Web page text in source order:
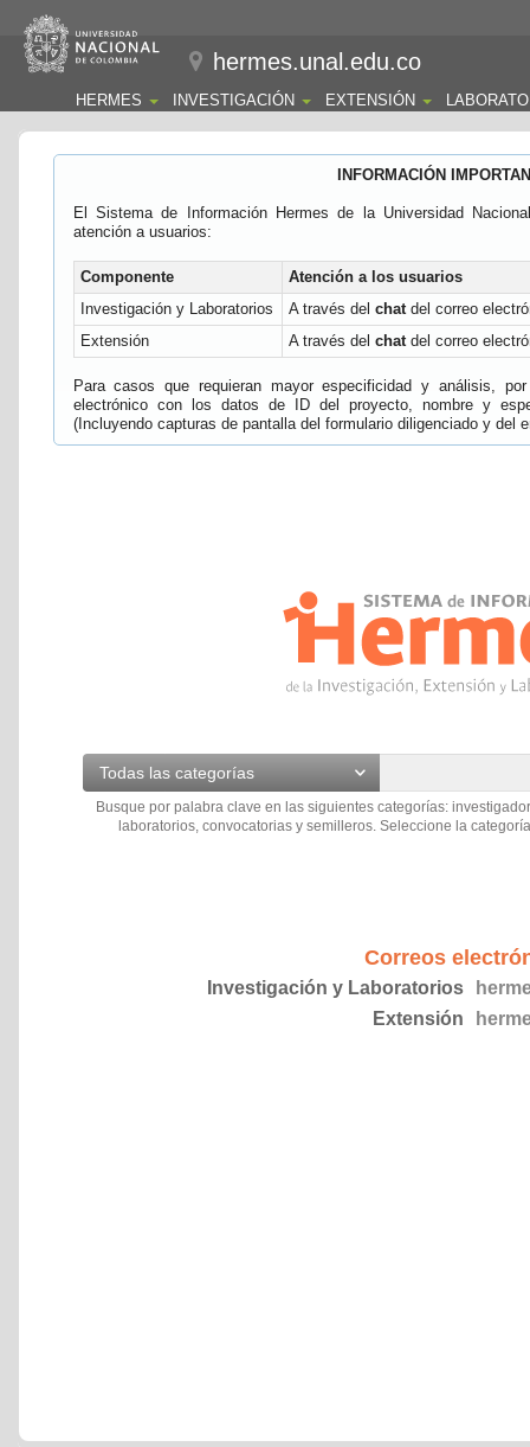
hermes.unal.edu.co
HERMES INVESTIGACIÓN EXTENSIÓN
INFORMACIÓN
El Sistema de Información Hermes de la Universidad
atención a usuarios:
Componente
Atención a los usuarios
Investigación y Laboratorios
A través del chatdel correo
Extensión
A través del chatdel correo
Para casos que requieran mayor especificidad y análisis,
electrónico con los datos de ID del proyecto, nombre y
(Incluyendo capturas de pantalla del formulario diligenciado y del
Todas las categorías
Busque por palabra clave en las siguientes categorías:
laboratorios, convocatorias y semilleros. Seleccione la
Correos
Investigación y Laboratorios
Extensión